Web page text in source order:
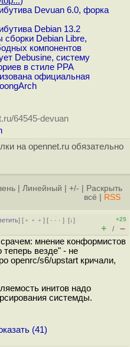
Devuan 6.0, форка
Debian 13.2
Debian Libre,
компонентов
Debusine, систему
в стиле PPA
официальная
64545-devuan
на opennet.ru обязательно
Линейный +/-
Раскрыть
всё
RSS
] [ ﹢﹢﹢] [ · · ·][↓]
+25
+ / –
мнение конформистов
везде" - не
openrc/s6/upstart кричали,
инитов надо
системды.
(41)